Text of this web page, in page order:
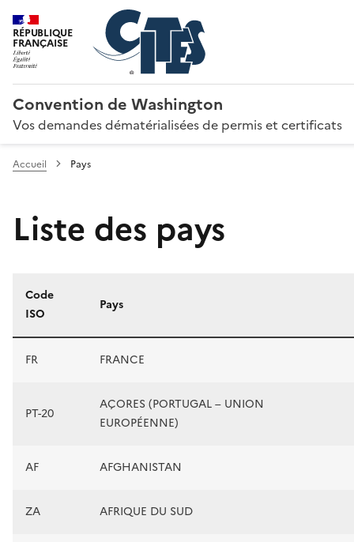
RÉPUBLIQUE
FRANÇAISE
Convention de Washington
Vos demandes dématérialisées de permis et certificats
Accueil Pays
Liste des pays
Liste des pays
Code
ISO
Pays
FR FRANCE
PT-20
AÇORES (PORTUGAL – UNION
EUROPÉENNE)
AF AFGHANISTAN
ZA AFRIQUE DU SUD